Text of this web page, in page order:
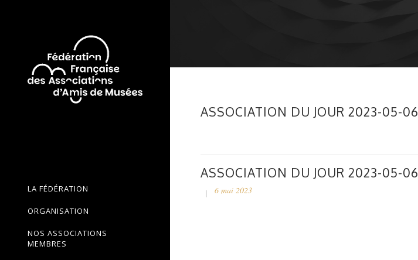
LA FÉDÉRATION
ORGANISATION
NOS ASSOCIATIONS
MEMBRES
ASSOCIATION DU JOUR 2023-05-06
ASSOCIATION DU JOUR 2023-05-06
6 mai 2023